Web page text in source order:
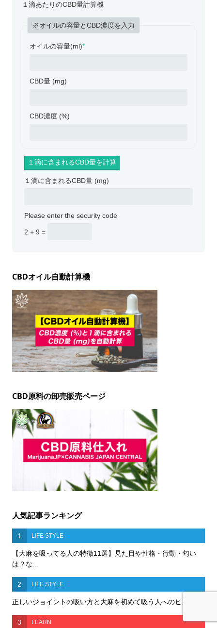
１滴あたりのCBD量計算機
※オイルの容量とCBD濃度を入力
オイルの容量(ml)*
CBD量 (mg)
CBD濃度 (%)
１滴に含まれるCBD量 (mg)
Please enter the security code
2 + 9 =
CBDオイル自動計算機
CBD原料の卸売販売ページ
人気記事ランキング
1 LIFE STYLE
【大麻を吸ってる人の特徴11選】見た目や性格・行動・匂い
は？な...
2 LIFE STYLE
正しいジョイントの吸い方と大麻を初めて吸う人へのヒント
3 LEARN